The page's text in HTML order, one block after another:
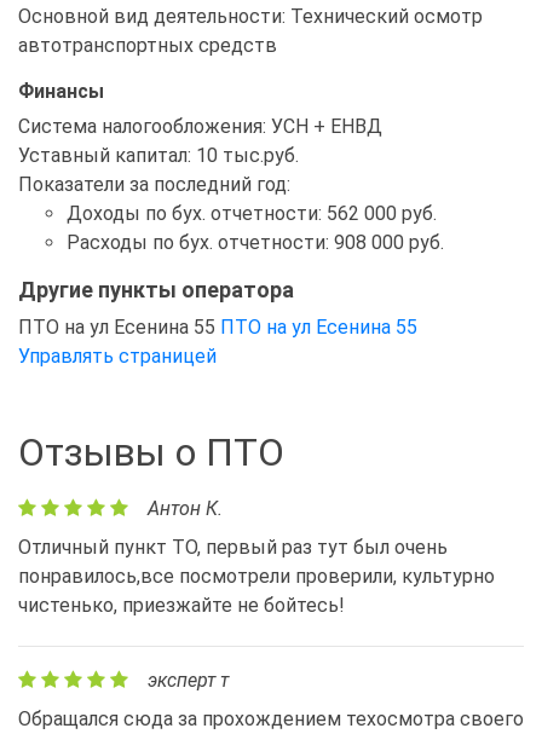
Основной вид деятельности: Технический осмотр
автотранспортных средств
Финансы
Система налогообложения: УСН + ЕНВД
Уставный капитал: 10 тыс.руб.
Показатели за последний год:
Доходы по бух. отчетности: 562 000 руб.
Расходы по бух. отчетности: 908 000 руб.
Другие пункты оператора
ПТО на ул Есенина 55 ПТО на ул Есенина 55
Управлять страницей
Отзывы о ПТО
Антон К.
Отличный пункт ТО, первый раз тут был очень
понравилось,все посмотрели проверили, культурно
чистенько, приезжайте не бойтесь!
эксперт т
Обращался сюда за прохождением техосмотра своего